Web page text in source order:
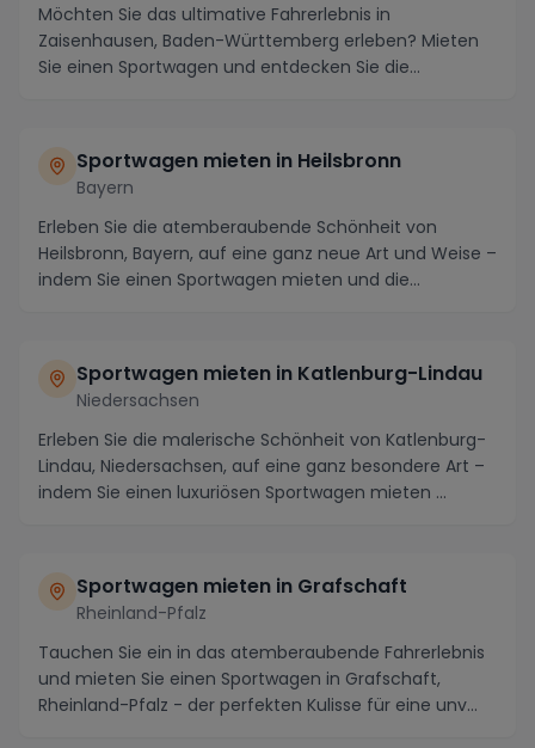
Möchten Sie das ultimative Fahrerlebnis in
Zaisenhausen, Baden-Württemberg erleben? Mieten
Sie einen Sportwagen und entdecken Sie die
Sportwagen mieten in Heilsbronn
Bayern
Erleben Sie die atemberaubende Schönheit von
Heilsbronn, Bayern, auf eine ganz neue Art und Weise –
indem Sie einen Sportwagen mieten und die
Sportwagen mieten in Katlenburg-Lindau
Niedersachsen
Erleben Sie die malerische Schönheit von Katlenburg-
Lindau, Niedersachsen, auf eine ganz besondere Art –
indem Sie einen luxuriösen Sportwagen mieten ...
Sportwagen mieten in Grafschaft
Rheinland-Pfalz
Tauchen Sie ein in das atemberaubende Fahrerlebnis
und mieten Sie einen Sportwagen in Grafschaft,
Rheinland-Pfalz - der perfekten Kulisse für eine unv...